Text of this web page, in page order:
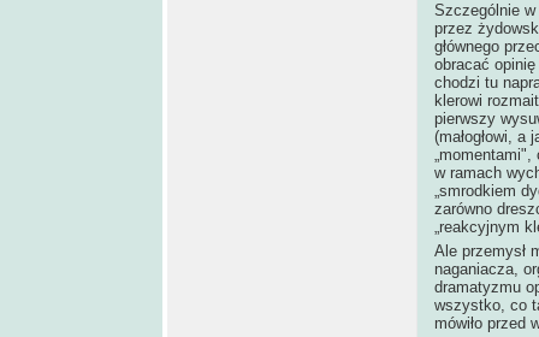
Szczególnie
przez
głównego
obracać
chodzi tu
klerowi
pierwszy
(małogłowi,
w ramach
„smrodkiem
zarówno
„reakcyjnym
Ale przemysł
naganiacza,
dramatyzmu
wszystko, co
mówiło przed